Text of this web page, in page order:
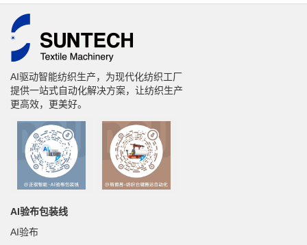
AI驱动智能纺织生产，为现代化纺织工厂
提供一站式自动化解决方案，让纺织生产
更高效，更美好。
AI验布包装线
AI验布